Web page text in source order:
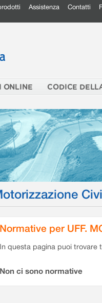
Assistenza Contatti
ONLINE CODICE
Normative per UFF.
In questa pagina puoi
Non ci sono normative